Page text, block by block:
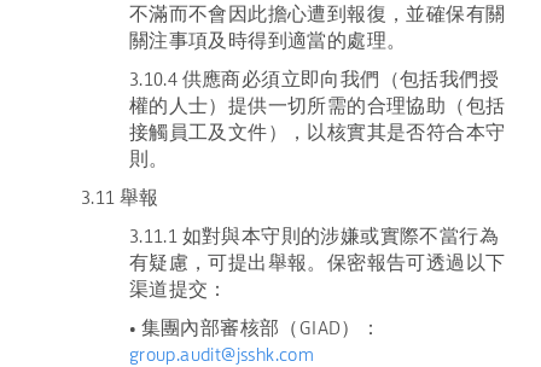
不滿而不會因此擔心遭到報復，並確保有關
關注事項及時得到適當的處理。
3.10.4 供應商必須立即向我們（包括我們授
權的人士）提供一切所需的合理協助（包括
接觸員工及文件），以核實其是否符合本守
則。
3.11 舉報
3.11.1 如對與本守則的涉嫌或實際不當行為
有疑慮，可提出舉報。保密報告可透過以下
渠道提交：
• 集團內部審核部（GIAD）：
group.audit@jsshk.com